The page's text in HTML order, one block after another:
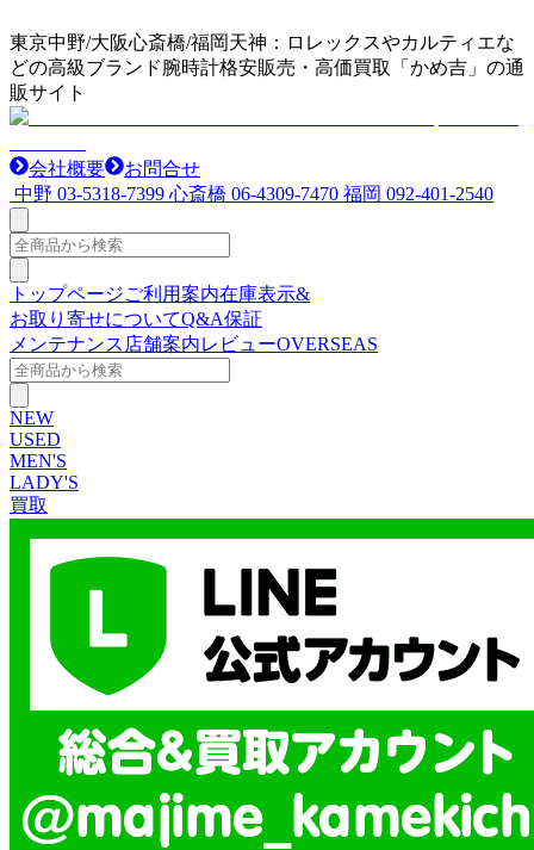
東京中野/大阪心斎橋/福岡天神：ロレックスやカルティエな
どの高級ブランド腕時計格安販売・高価買取「かめ吉」の通
販サイト
会社概要
お問合せ
中野 03-5318-7399 心斎橋 06-4309-7470 福岡 092-401-2540
トップページご利用案内在庫表示&
お取り寄せについてQ&A保証
メンテナンス 店舗案内レビューOVERSEAS
NEW
USED
MEN'S
LADY'S
買取